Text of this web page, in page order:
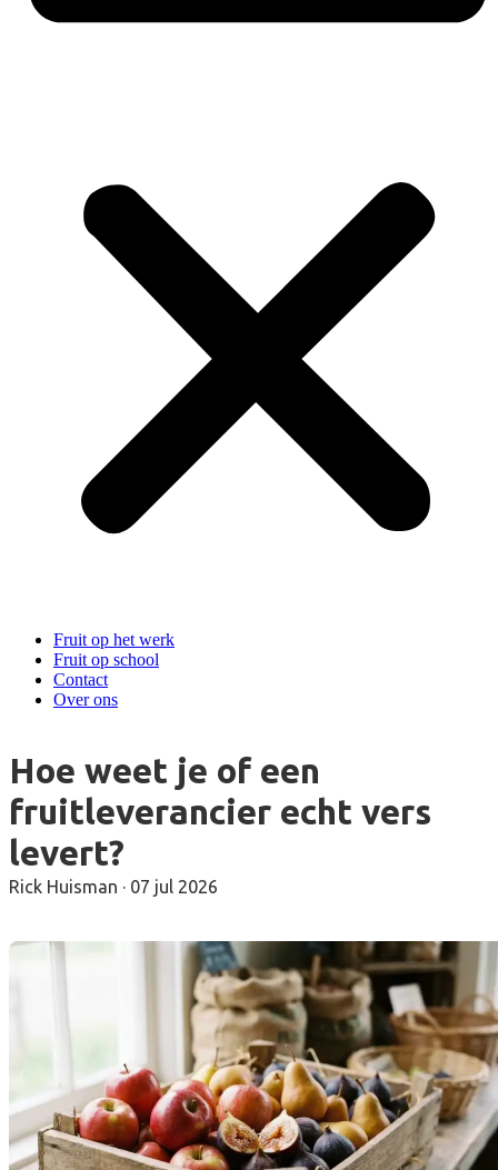
Fruit op het werk
Fruit op school
Contact
Over ons
Hoe weet je of een
fruitleverancier echt vers
levert?
Rick Huisman · 07 jul 2026